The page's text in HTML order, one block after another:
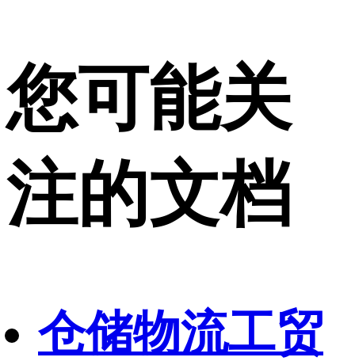
您可能关
注的文档
仓储物流工贸